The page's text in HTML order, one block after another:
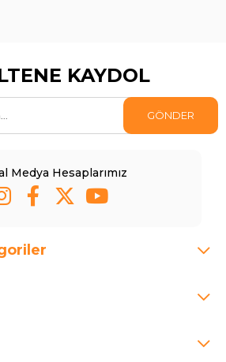
KAYDOL
GÖNDER
Medya Hesaplarımız